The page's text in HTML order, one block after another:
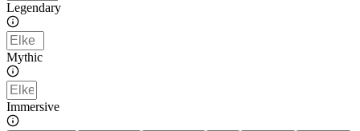
Legendary
Mythic
Immersive